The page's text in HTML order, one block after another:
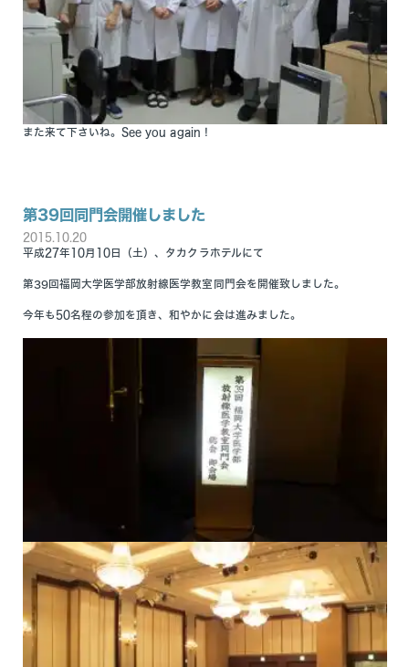
また来て下さいね。See you again！
第39回同門会開催しました
2015.10.20
平成27年10月10日（土）、タカクラホテルにて
第39回福岡大学医学部放射線医学教室同門会を開催致しました。
今年も50名程の参加を頂き、和やかに会は進みました。